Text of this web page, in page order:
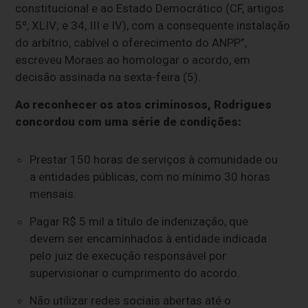
constitucional e ao Estado Democrático (CF, artigos
5º, XLIV; e 34, III e IV), com a consequente instalação
do arbítrio, cabível o oferecimento do ANPP”,
escreveu Moraes ao homologar o acordo, em
decisão assinada na sexta-feira (5).
Ao reconhecer os atos criminosos, Rodrigues
concordou com uma série de condições:
Prestar 150 horas de serviços à comunidade ou
a entidades públicas, com no mínimo 30 horas
mensais.
Pagar R$ 5 mil a título de indenização, que
devem ser encaminhados à entidade indicada
pelo juiz de execução responsável por
supervisionar o cumprimento do acordo.
Não utilizar redes sociais abertas até o